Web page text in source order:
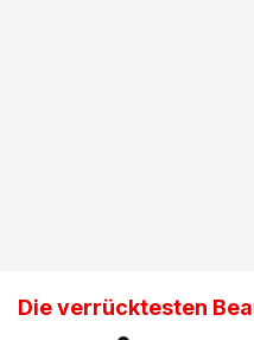
Die verrücktesten